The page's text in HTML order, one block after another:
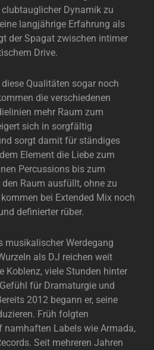
Dynamik zu
langjährige Erfahrung als
der Spagat zwischen intimer
Drive.
Qualitäten sogar noch
die verschiedenen
mehr Raum zum
sich in sorgfältig
sorgt damit für ständiges
Element die Liebe zum
Percussions bis zum
Raum ausfüllt, ohne zu
bei Extended Mix noch
definierter rüber.
musikalischer Werdegang
als DJ reichen weit
Koblenz, viele Stunden hinter
für Dramaturgie und
2012 begann er, seine
Früh folgten
Labels wie Armada,
Seit mehreren Jahren